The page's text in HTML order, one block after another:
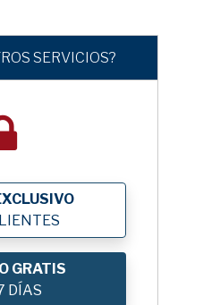
SERVICIOS?
GRATIS
DÍAS